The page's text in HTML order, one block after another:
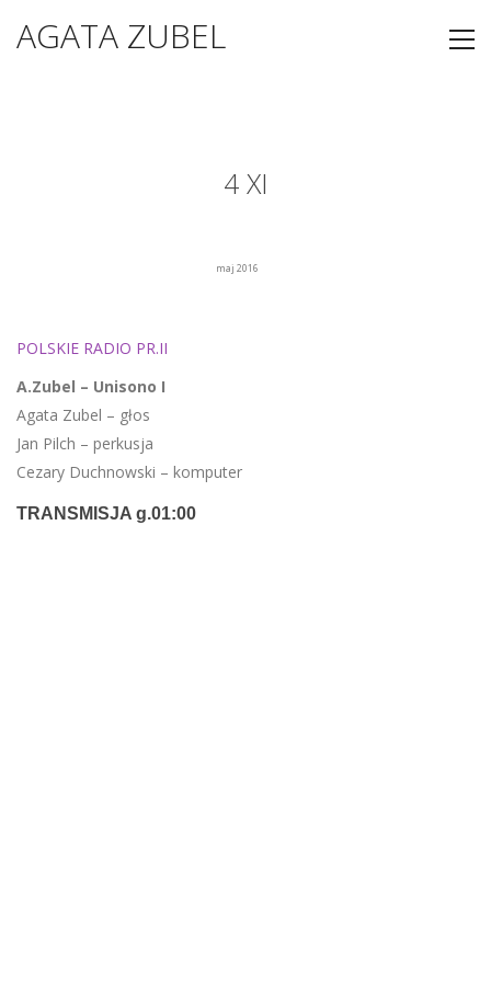
AGATA ZUBEL
4 XI
maj 2016
POLSKIE RADIO PR.II
A.Zubel – Unisono I
Agata Zubel – głos
Jan Pilch – perkusja
Cezary Duchnowski – komputer
TRANSMISJA g.01:00